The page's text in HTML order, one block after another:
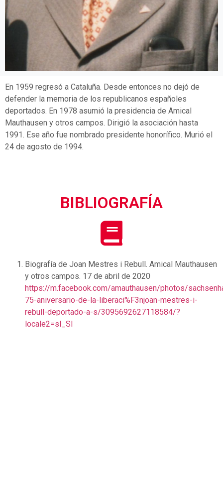
En 1959 regresó a Cataluña. Desde entonces no dejó de
defender la memoria de los republicanos españoles
deportados. En 1978 asumió la presidencia de Amical
Mauthausen y otros campos. Dirigió la asociación hasta
1991. Ese año fue nombrado presidente honorífico. Murió el
24 de agosto de 1994.
BIBLIOGRAFÍA
Biografía de Joan Mestres i Rebull. Amical Mauthausen
y otros campos. 17 de abril de 2020
https://m.facebook.com/amauthausen/photos/
75-aniversario-de-la-liberaci%F3njoan-mestres-i-
rebull-deportado-a-s/3095692627118584/?
locale2=sl_SI